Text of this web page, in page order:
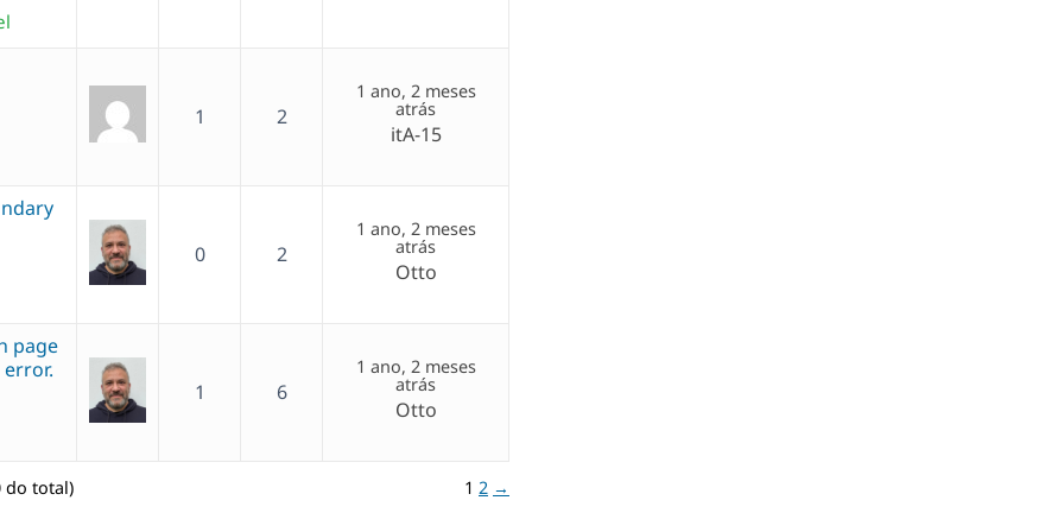
1 2
1 ano, 2 meses
atrás
itA-15
0
2
1 ano, 2 meses
atrás
Otto
page
1
6
1 ano, 2 meses
atrás
Otto
do total) 1 2 →